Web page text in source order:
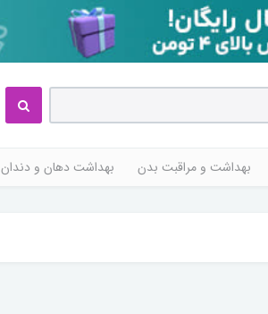
بهداشت و مراقبت بدن بهداشت دهان و دندان